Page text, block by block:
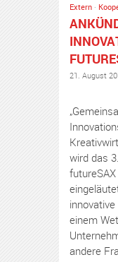
Extern ·
21. August
wird das
einem
andere